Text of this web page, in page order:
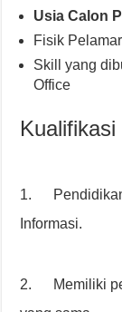
Usia Calon
Fisik
Skill yang
Office
1. Pendidikan
Informasi.
2. Memiliki